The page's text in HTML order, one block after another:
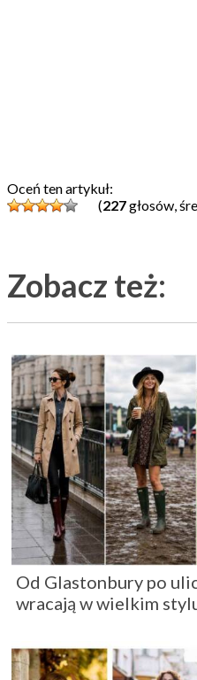
Oceń ten artykuł:
(227głosów,
Zobacz też:
Od Glastonbury po
wracają w wielkim